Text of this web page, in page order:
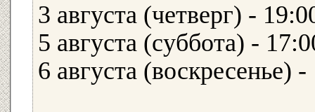
3 августа (четверг) -
5 августа (суббота) -
6 августа